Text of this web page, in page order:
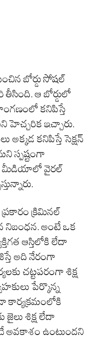
బోర్డు సోషల్
ఆ బోర్డులో
కనిపిస్తే
హెచ్చరిక ఇచ్చారు.
అక్కడ కనిపిస్తే సెక్షన్
స్పష్టంగా
మీడియాలో వైరల్
క్రిమినల్
నిబంధన. అంటే ఒక
ఆస్తిలోకి లేదా
అది నేరంగా
చట్టపరంగా శిక్ష
పేర్కొన్న
కార్యక్రమంలోకి
జైలు శిక్ష లేదా
అవకాశం ఉంటుందని